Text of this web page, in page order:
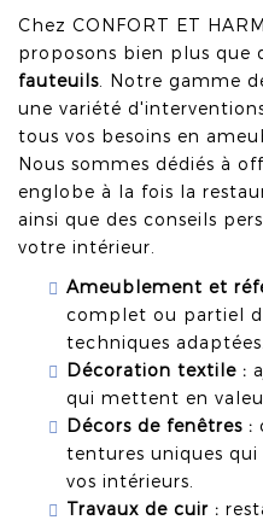
Chez CONFORT ET
proposons bien plus que
fauteuils . Notre gamme
une variété
tous vos besoins en
Nous sommes dédiés à
englobe à la fois la
ainsi que des conseils
votre intérieur.
Ameublement et
complet ou partiel
techniques adaptées.
Décoration textile :
qui mettent en
Décors de fenêtres :
tentures uniques
vos intérieurs.
Travaux de cuir :